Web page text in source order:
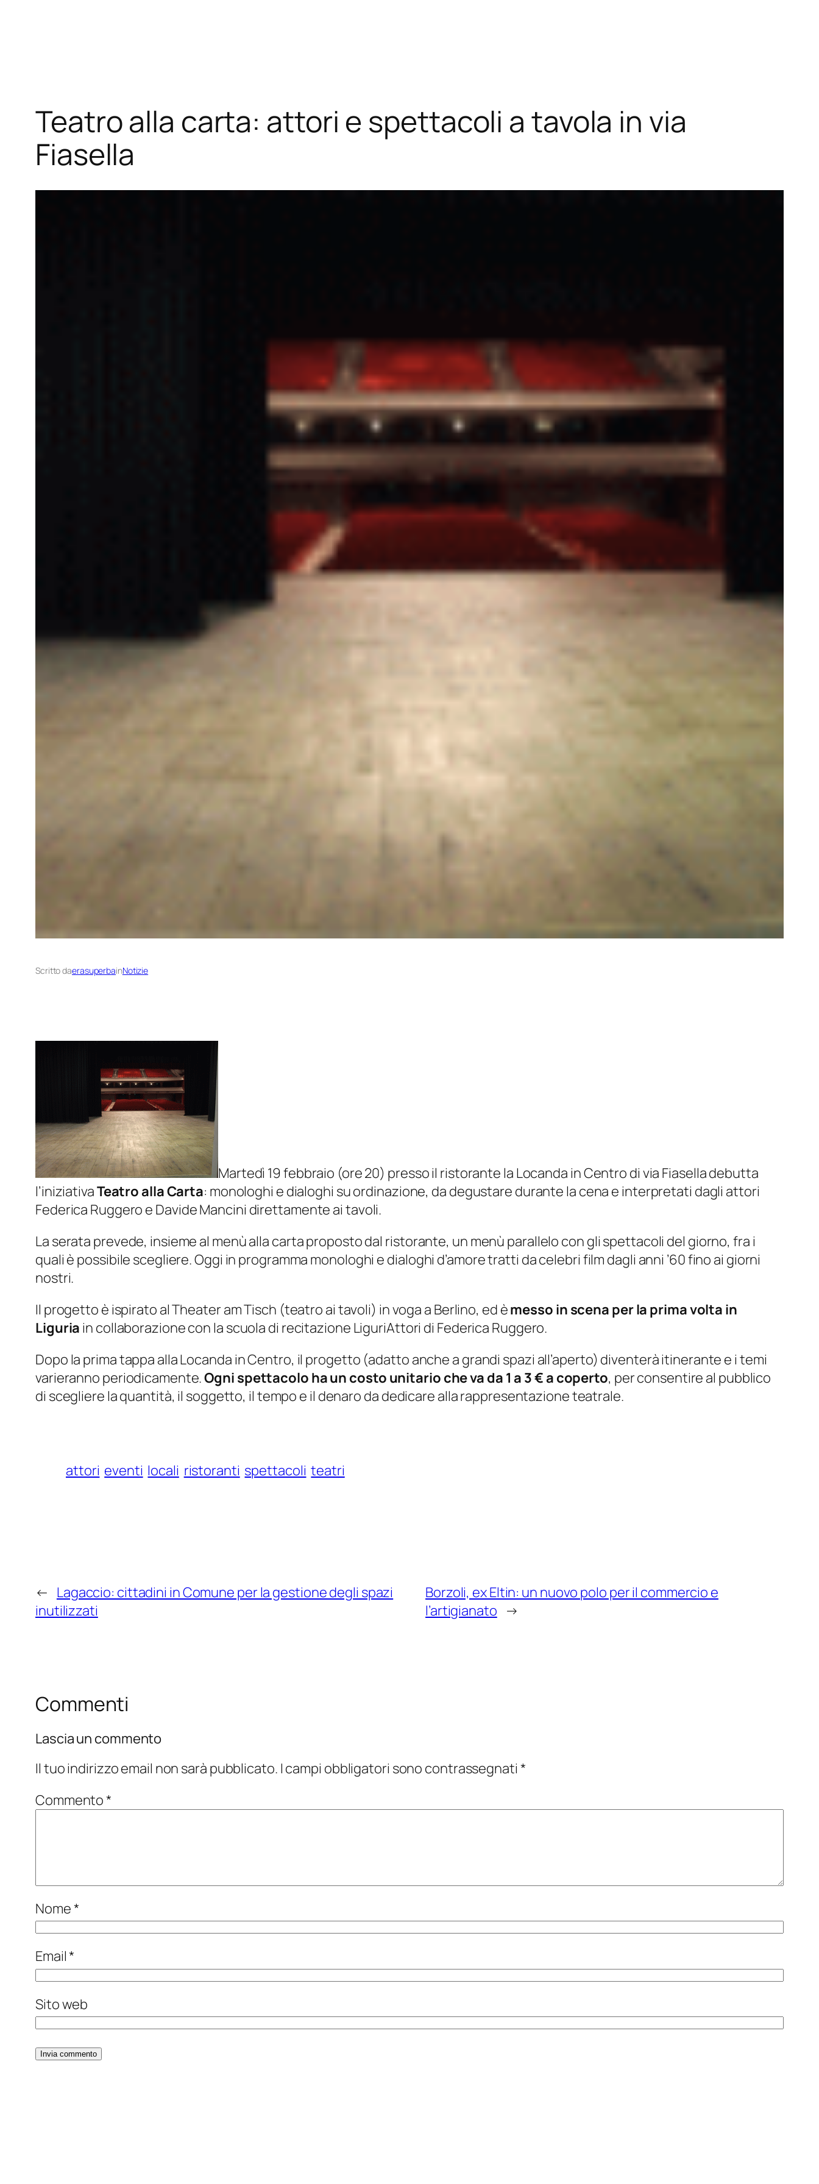
Teatro alla carta: attori e spettacoli a tavola in via
Fiasella
Scritto daerasuperbainNotizie
Martedì 19 febbraio (ore 20) presso il ristorante la Locanda in Centro di via Fiasella debutta
l’iniziativaTeatro alla Carta: monologhi e dialoghi su ordinazione, da degustare durante la cena e interpretati dagli attori
Federica Ruggero e Davide Mancini direttamente ai tavoli.
La serata prevede, insieme al menù alla carta proposto dal ristorante, un menù parallelo con gli spettacoli del giorno, fra i
quali è possibile scegliere. Oggi in programma monologhi e dialoghi d’amore tratti da celebri film dagli anni ’60 fino ai giorni
nostri.
Il progetto è ispirato alTheater am Tisch (teatro ai tavoli) in voga a Berlino, ed èmesso in scena per la prima volta in
Liguria in collaborazione con la scuola di recitazione LiguriAttori di Federica Ruggero.
Dopo la prima tappa alla Locanda in Centro, il progetto (adatto anche a grandi spazi all’aperto) diventerà itinerante e i temi
varieranno periodicamente.Ogni spettacolo ha un costo unitario che va da 1 a 3 € a coperto, per consentire al pubblico
di scegliere la quantità, il soggetto, il tempo e il denaro da dedicare alla rappresentazione teatrale.
attori eventi locali ristoranti spettacoli teatri
← Lagaccio: cittadini in Comune per la gestione degli spazi
inutilizzati
Borzoli, ex Eltin: un nuovo polo per il commercio e
l’artigianato →
Commenti
Lascia un commento
Il tuo indirizzo email non sarà pubblicato. I campi obbligatori sono contrassegnati *
Commento*
Nome*
Email*
Sito web